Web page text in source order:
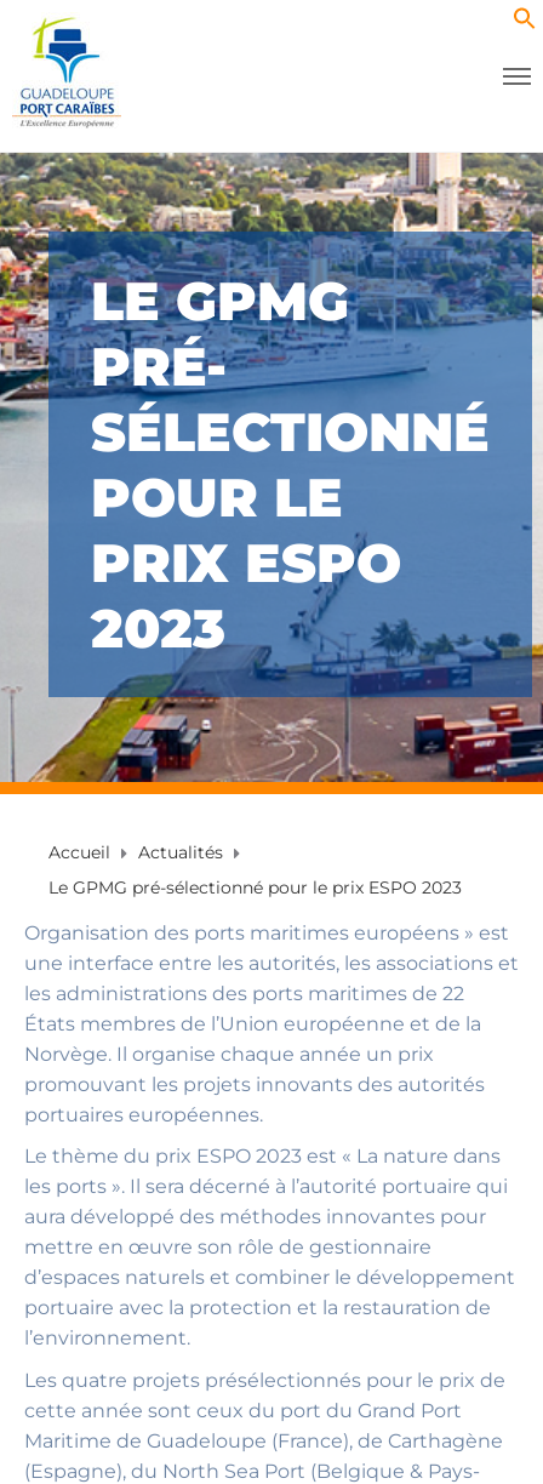
LE GPMG
PRÉ-
SÉLECTIONNÉ
POUR LE
PRIX ESPO
2023
Accueil
Actualités
Le GPMG pré-sélectionné pour le prix ESPO 2023
Organisation des ports maritimes européens » est
une interface entre les autorités, les associations et
les administrations des ports maritimes de 22
États membres de l’Union européenne et de la
Norvège. Il organise chaque année un prix
promouvant les projets innovants des autorités
portuaires européennes.
Le thème du prix ESPO 2023 est « La nature dans
les ports ». Il sera décerné à l’autorité portuaire qui
aura développé des méthodes innovantes pour
mettre en œuvre son rôle de gestionnaire
d’espaces naturels et combiner le développement
portuaire avec la protection et la restauration de
l’environnement.
Les quatre projets présélectionnés pour le prix de
cette année sont ceux du port du Grand Port
Maritime de Guadeloupe (France), de Carthagène
(Espagne), du North Sea Port (Belgique & Pays-